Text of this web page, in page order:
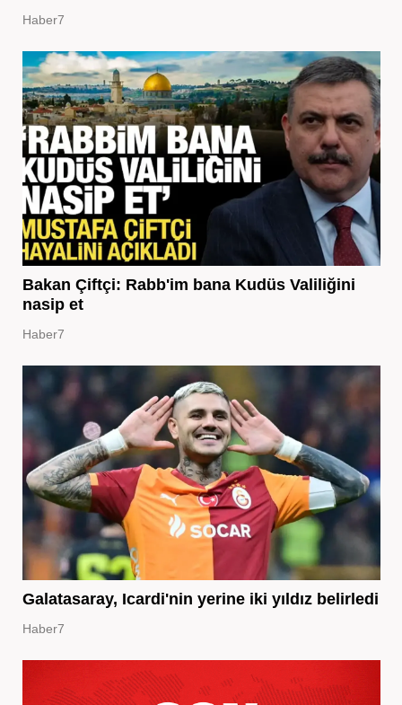
Haber7
Bakan Çiftçi: Rabb'im bana Kudüs Valiliğini
nasip et
Haber7
Galatasaray, Icardi'nin yerine iki yıldız belirledi
Haber7